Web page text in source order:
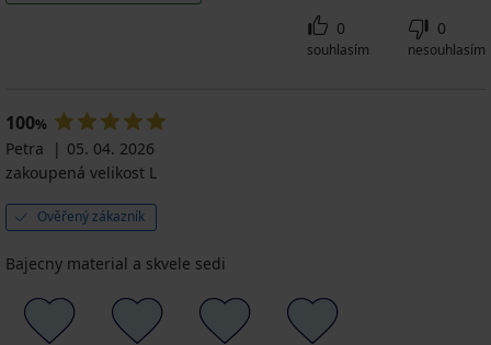
0
souhlasím
0
nesouhlasím
100%
Petra
05. 04. 2026
zakoupená velikost L
Ověřený zákazník
Bajecny material a skvele sedi